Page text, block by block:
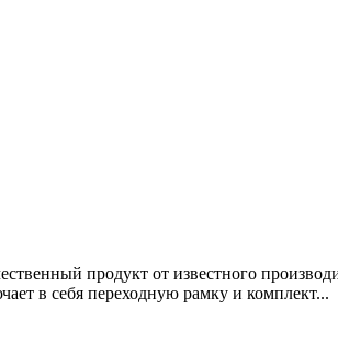
продукт от известного
в себя переходную рамку и комплект...